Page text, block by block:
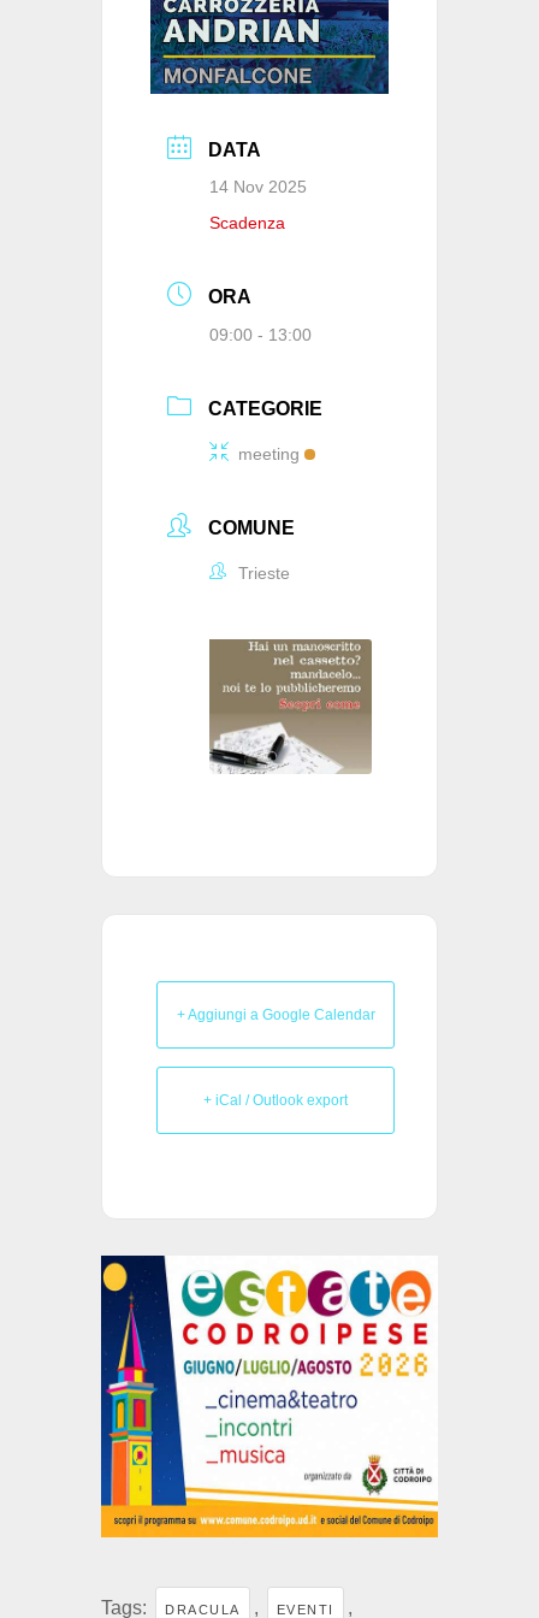
DATA
14 Nov 2025
Scadenza
ORA
09:00 - 13:00
CATEGORIE
meeting
COMUNE
Trieste
+ Aggiungi a Google Calendar
+ iCal / Outlook export
Tags: DRACULA , EVENTI ,